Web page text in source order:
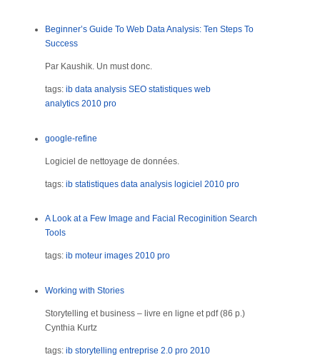
Beginner’s Guide To Web Data Analysis: Ten Steps To
Success
Par Kaushik. Un must donc.
tags: ib data analysis SEO statistiques web
analytics 2010 pro
google-refine
Logiciel de nettoyage de données.
tags: ib statistiques data analysis logiciel 2010 pro
A Look at a Few Image and Facial Recoginition Search
Tools
tags: ib moteur images 2010 pro
Working with Stories
Storytelling et business – livre en ligne et pdf (86 p.)
Cynthia Kurtz
tags: ib storytelling entreprise 2.0 pro 2010